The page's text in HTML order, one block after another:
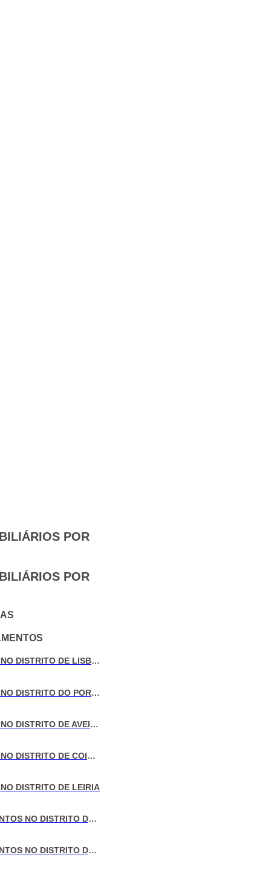
POR
POR
VENDA DE MORADIAS NO DISTRITO DE LISBOA
VENDA DE MORADIAS NO DISTRITO DO PORTO
VENDA DE MORADIAS NO DISTRITO DE AVEIRO
VENDA DE MORADIAS NO DISTRITO DE COIMBRA
DISTRITO DE LEIRIA
VENDA DE APARTAMENTOS NO DISTRITO DE LISBOA
VENDA DE APARTAMENTOS NO DISTRITO DO PORTO